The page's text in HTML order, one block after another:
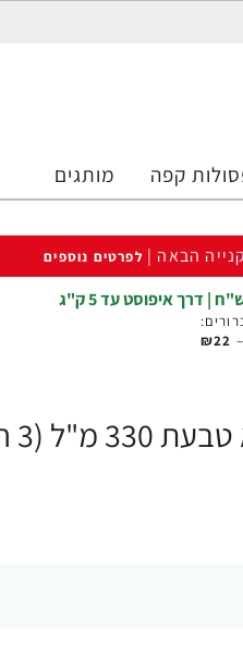
קפה מותגים
לפרטים נוספים
₪22